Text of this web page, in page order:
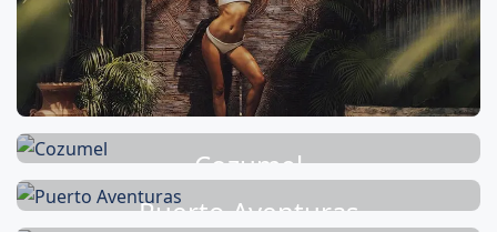
Cozumel
Puerto Aventuras